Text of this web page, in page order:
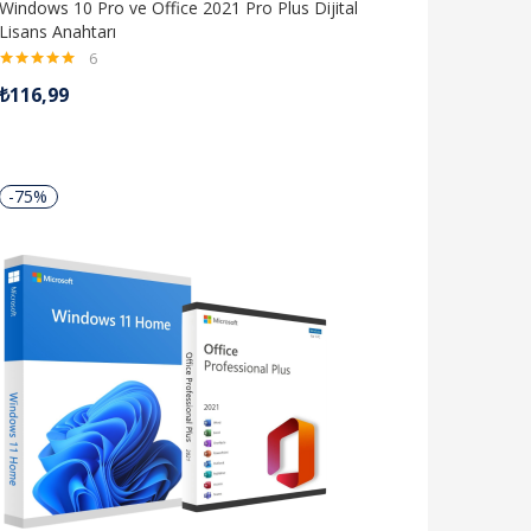
Windows 10 Pro ve Office 2021 Pro Plus Dijital
Lisans Anahtarı
5.00oy aldı
6
₺116,99
-75%